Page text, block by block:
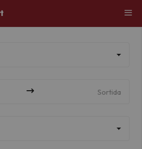
Sortida